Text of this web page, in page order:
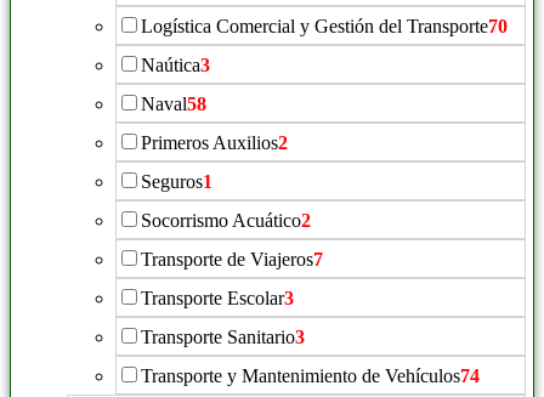
Logística Comercial y Gestión del Transporte70
Naútica3
Naval58
Primeros Auxilios2
Seguros1
Socorrismo Acuático2
Transporte de Viajeros7
Transporte Escolar3
Transporte Sanitario3
Transporte y Mantenimiento de Vehículos74